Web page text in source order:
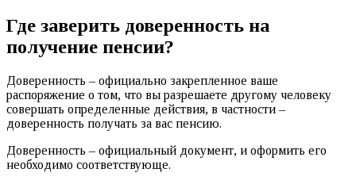
Где заверить доверенность на
получение пенсии?
Доверенность – официально закрепленное ваше
распоряжение о том, что вы разрешаете другому человеку
совершать определенные действия, в частности –
доверенность получать за вас пенсию.
Доверенность – официальный документ, и оформить его
необходимо соответствующе.